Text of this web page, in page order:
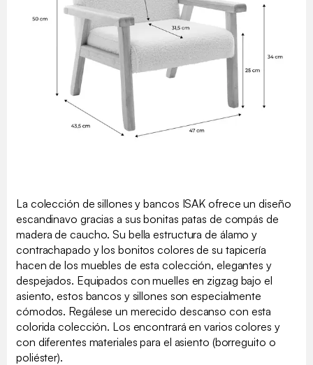
La colección de sillones y bancos ISAK ofrece un diseño
escandinavo gracias a sus bonitas patas de compás de
madera de caucho. Su bella estructura de álamo y
contrachapado y los bonitos colores de su tapicería
hacen de los muebles de esta colección, elegantes y
despejados. Equipados con muelles en zigzag bajo el
asiento, estos bancos y sillones son especialmente
cómodos. Regálese un merecido descanso con esta
colorida colección. Los encontrará en varios colores y
con diferentes materiales para el asiento (borreguito o
poliéster).